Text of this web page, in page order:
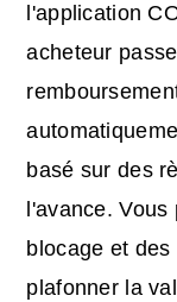
l'application
acheteur
basé sur des
l'avance.
blocage et
plafonner la